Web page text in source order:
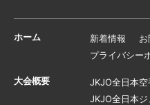
ホーム 新着情報
プライバシー
大会概要
JKJO全日本
JKJO全日本